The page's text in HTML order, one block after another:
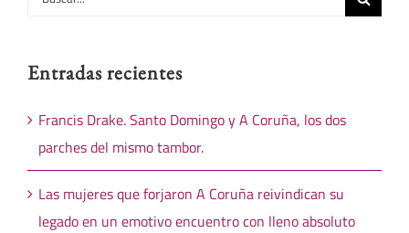
Entradas recientes
Francis Drake. Santo Domingo y A Coruña, los dos
parches del mismo tambor.
Las mujeres que forjaron A Coruña reivindican su
legado en un emotivo encuentro con lleno absoluto